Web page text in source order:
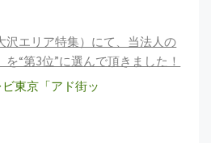
沢エリア特集）にて、当法人の
“第3位”に選んで頂きました！
東京「アド街ッ